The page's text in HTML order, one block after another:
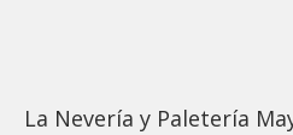
La Nevería y Paletería